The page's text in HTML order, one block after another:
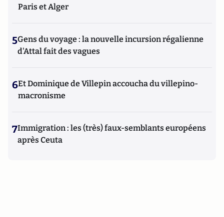
Paris et Alger
5Gens du voyage : la nouvelle incursion régalienne
d'Attal fait des vagues
6Et Dominique de Villepin accoucha du villepino-
macronisme
7Immigration : les (très) faux-semblants européens
après Ceuta